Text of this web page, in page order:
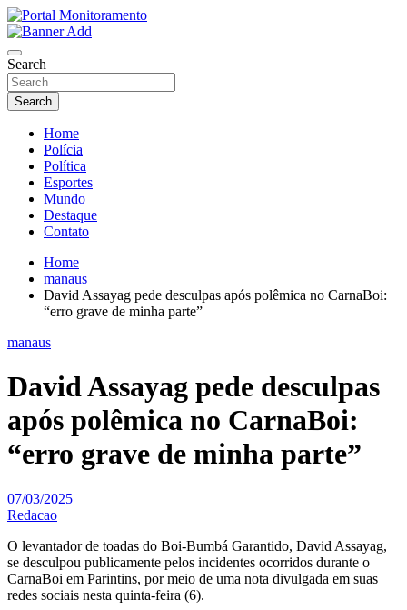
Skip
to
content
Portal Monitoramento
Search
Search
Home
Polícia
Política
Esportes
Mundo
Destaque
Contato
Home
manaus
David Assayag pede desculpas após polêmica no CarnaBoi:
“erro grave de minha parte”
manaus
David Assayag pede desculpas
após polêmica no CarnaBoi:
“erro grave de minha parte”
07/03/2025
Redacao
O levantador de toadas do Boi-Bumbá Garantido, David Assayag,
se desculpou publicamente pelos incidentes ocorridos durante o
CarnaBoi em Parintins, por meio de uma nota divulgada em suas
redes sociais nesta quinta-feira (6).